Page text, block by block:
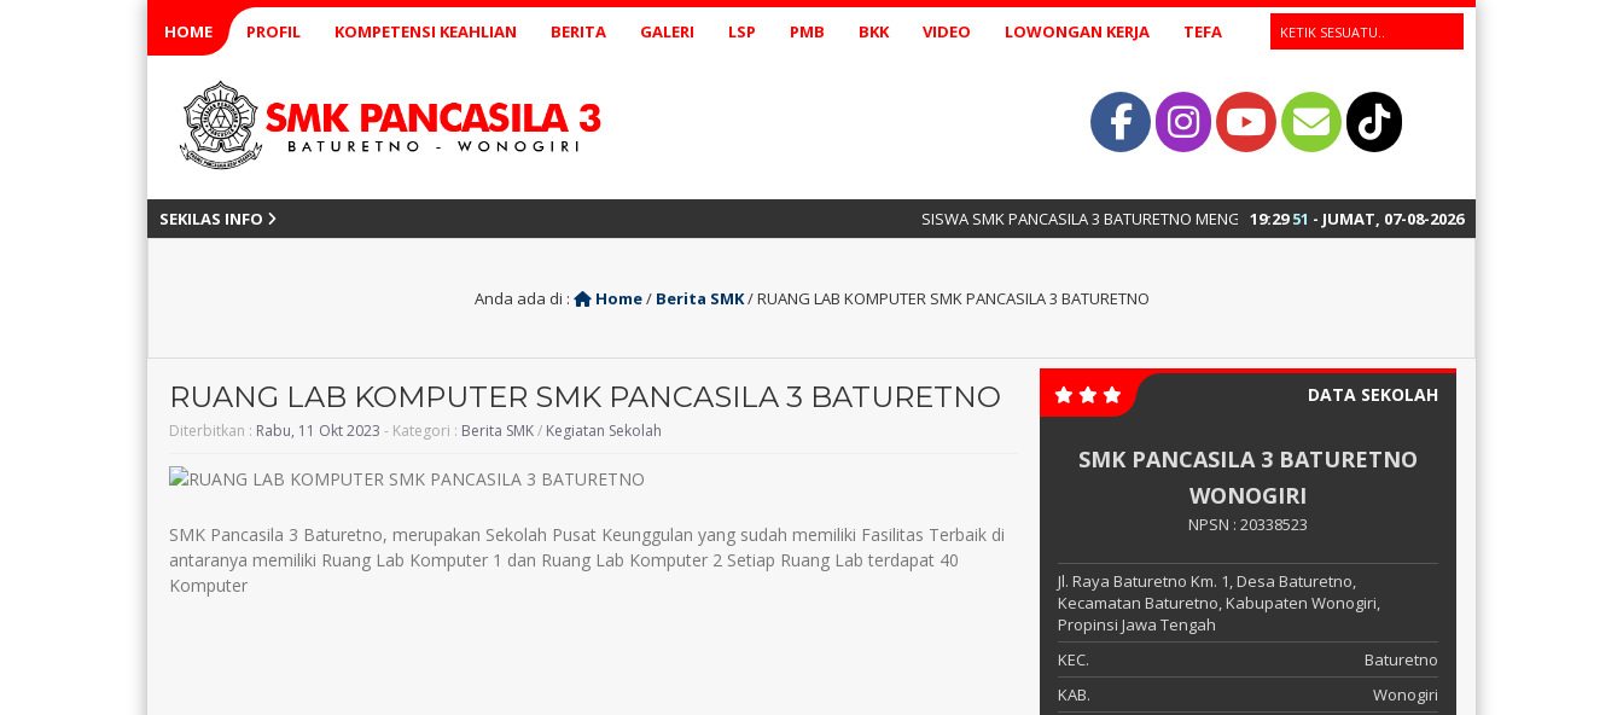
HOME PROFIL KOMPETENSI KEAHLIAN BERITA GALERI LSP PMB BKK VIDEO LOWONGAN KERJA TEFA
SEKILAS INFO 19:29 51 - JUMAT, 07-08-2026
SISWA SMK PANCASILA 3 BATURETNO MENGIKUTI LOMBA LKS CNC TURNING TINGKAT PROVINSI
Anda ada di : Home/ Berita SMK/RUANG LAB KOMPUTER SMK PANCASILA 3 BATURETNO
RUANG LAB KOMPUTER SMK PANCASILA 3 BATURETNO
Diterbitkan : Rabu, 11 Okt 2023 - Kategori : Berita SMK/ Kegiatan Sekolah
SMK Pancasila 3 Baturetno, merupakan Sekolah Pusat Keunggulan yang sudah memiliki Fasilitas Terbaik di
antaranya memiliki Ruang Lab Komputer 1 dan Ruang Lab Komputer 2 Setiap Ruang Lab terdapat 40
Komputer
DATA SEKOLAH
SMK PANCASILA 3 BATURETNO
WONOGIRI
NPSN : 20338523
Jl. Raya Baturetno Km. 1, Desa Baturetno,
Kecamatan Baturetno, Kabupaten Wonogiri,
Propinsi Jawa Tengah
KEC.
Baturetno
KAB.
Wonogiri